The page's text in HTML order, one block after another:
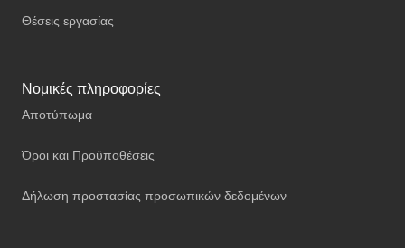
Θέσεις εργασίας
Νομικές πληροφορίες
Αποτύπωμα
Όροι και Προϋποθέσεις
Δήλωση προστασίας προσωπικών δεδομένων